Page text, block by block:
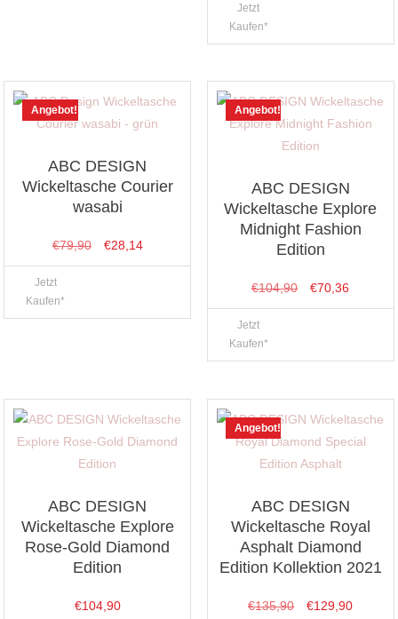
Jetzt
Kaufen*
Angebot!
ABC DESIGN
Wickeltasche Courier
wasabi
€79,90
Ursprünglicher
Preis
€28,14Aktueller
Preis
Jetzt
Kaufen*
Angebot!
ABC DESIGN
Wickeltasche Explore
Midnight Fashion
Edition
€104,90
Ursprünglicher
Preis
€70,36
Preis
Jetzt
Kaufen*
ABC DESIGN
Wickeltasche Explore
Rose-Gold Diamond
Edition
€104,90
Angebot!
ABC DESIGN
Wickeltasche Royal
Asphalt Diamond
Edition Kollektion 2021
€135,90
Ursprünglicher
€129,90